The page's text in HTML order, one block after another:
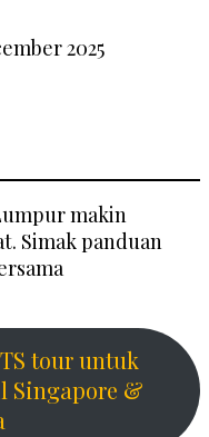
2025
makin
Simak panduan
tour untuk
Singapore &